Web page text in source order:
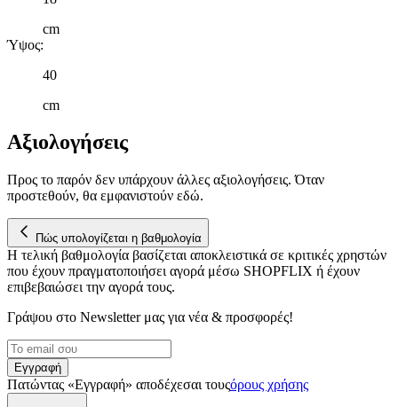
δικτύωσης, διαφημίσεων και ανάλυσης.
cm
Ύψος:
40
cm
Αξιολογήσεις
Προς το παρόν δεν υπάρχουν άλλες αξιολογήσεις. Όταν
προστεθούν, θα εμφανιστούν εδώ.
Πώς υπολογίζεται η βαθμολογία
Η τελική βαθμολογία βασίζεται αποκλειστικά σε κριτικές χρηστών
που έχουν πραγματοποιήσει αγορά μέσω SHOPFLIX ή έχουν
επιβεβαιώσει την αγορά τους.
Γράψου στο Νewsletter μας για νέα & προσφορές!
Εγγραφή
Πατώντας «Εγγραφή» αποδέχεσαι τουςόρους χρήσης